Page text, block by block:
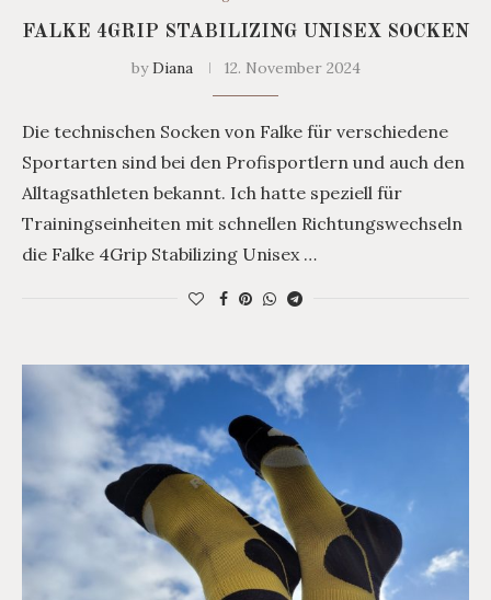
FALKE 4GRIP STABILIZING UNISEX SOCKEN
byDiana 12. November 2024
Die technischen Socken von Falke für verschiedene
Sportarten sind bei den Profisportlern und auch den
Alltagsathleten bekannt. Ich hatte speziell für
Trainingseinheiten mit schnellen Richtungswechseln
die Falke 4Grip Stabilizing Unisex …